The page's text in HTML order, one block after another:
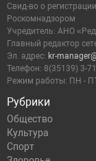
Рубрики
Общество
Культура
Спорт
Cвид-во о
Роскомнадзором
Учредитель: АНО
Главный редактор
Эл. адрес: kr-
Телефон: 8(35139) 3-
Режим работы: ПН -